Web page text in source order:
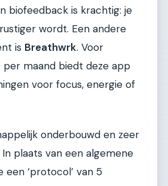
biofeedback is krachtig: je
wordt. Een andere
is Breathwrk. Voor
maand biedt deze app
voor focus, energie of
onderbouwd en zeer
plaats van een algemene
een ‘protocol’ van 5